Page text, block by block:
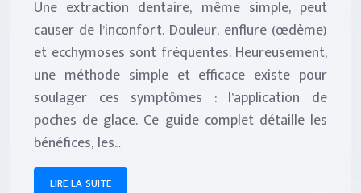
Une extraction dentaire, même simple, peut
causer de l’inconfort. Douleur, enflure (œdème)
et ecchymoses sont fréquentes. Heureusement,
une méthode simple et efficace existe pour
soulager ces symptômes : l’application de
poches de glace. Ce guide complet détaille les
bénéfices, les…
LIRE LA SUITE